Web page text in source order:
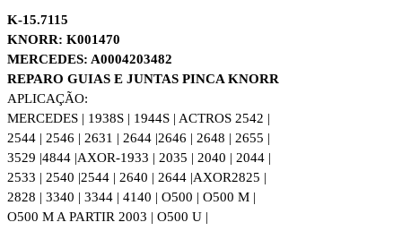
K-15.7115
KNORR: K001470
MERCEDES: A0004203482
REPARO GUIAS E JUNTAS PINCA KNORR
APLICAÇÃO:
MERCEDES | 1938S | 1944S | ACTROS 2542 |
2544 | 2546 | 2631 | 2644 |2646 | 2648 | 2655 |
3529 |4844 |AXOR-1933 | 2035 | 2040 | 2044 |
2533 | 2540 |2544 | 2640 | 2644 |AXOR2825 |
2828 | 3340 | 3344 | 4140 | O500 | O500 M |
O500 M A PARTIR 2003 | O500 U |